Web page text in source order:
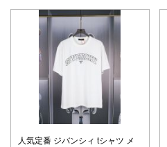
人気定番 ジバンシィ tシャツ メ